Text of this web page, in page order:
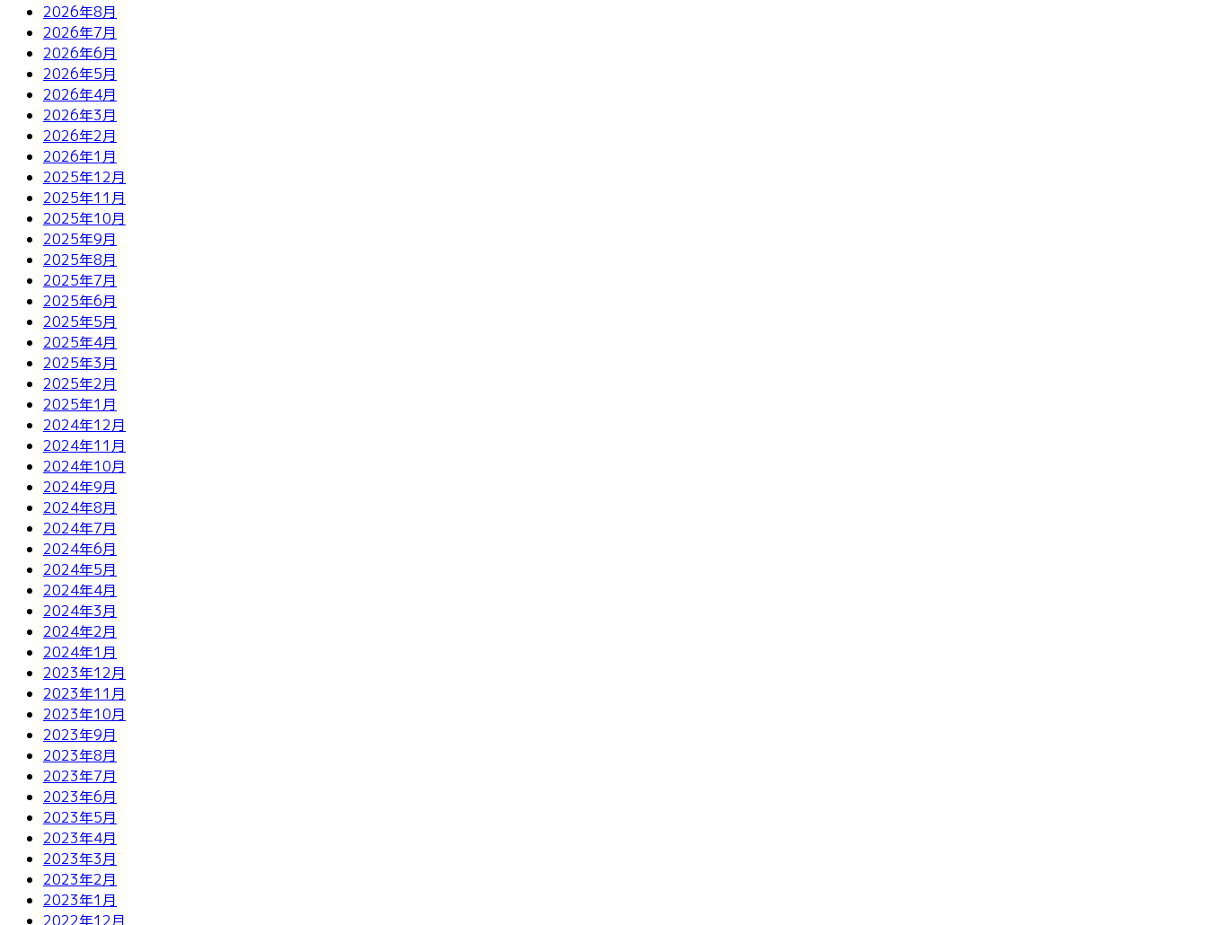
2026年8月
2026年7月
2026年6月
2026年5月
2026年4月
2026年3月
2026年2月
2026年1月
2025年12月
2025年11月
2025年10月
2025年9月
2025年8月
2025年7月
2025年6月
2025年5月
2025年4月
2025年3月
2025年2月
2025年1月
2024年12月
2024年11月
2024年10月
2024年9月
2024年8月
2024年7月
2024年6月
2024年5月
2024年4月
2024年3月
2024年2月
2024年1月
2023年12月
2023年11月
2023年10月
2023年9月
2023年8月
2023年7月
2023年6月
2023年5月
2023年4月
2023年3月
2023年2月
2023年1月
2022年12月